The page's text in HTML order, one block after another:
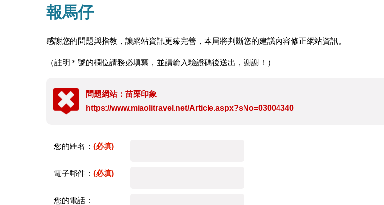
報馬仔
感謝您的問題與指教，讓網站資訊更臻完善，本局將判斷您的建議內容修正網站資訊。
（註明＊號的欄位請務必填寫，並請輸入驗證碼後送出，謝謝！）
問題網站：苗栗印象
https://www.miaolitravel.net/Article.aspx?sNo=03004340
您的姓名：(必填)
電子郵件：(必填)
您的電話：